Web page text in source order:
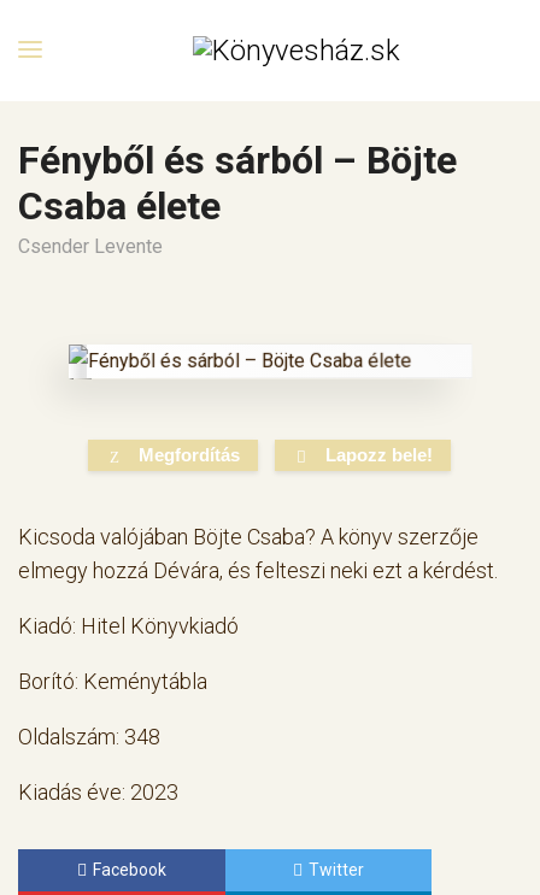
Fényből és sárból – Böjte
Csaba élete
Csender Levente
Megfordítás Lapozz bele!
Kicsoda valójában Böjte Csaba? A könyv szerzője
elmegy hozzá Dévára, és felteszi neki ezt a kérdést.
Kiadó: Hitel Könyvkiadó
Borító: Keménytábla
Oldalszám: 348
Kiadás éve: 2023
Facebook Twitter